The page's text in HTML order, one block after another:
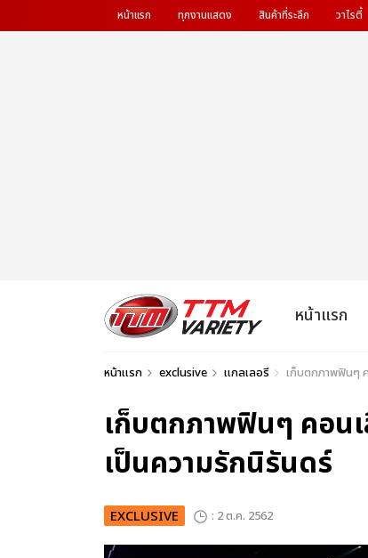
หน้าแรก ทุกงานแสดง สินค้าที่ระลึก วาไรตี้
หน้าแรก
หน้าแรก exclusive แกลเลอรี เก็บตกภาพฟินๆ
เก็บตกภาพฟินๆ คอน
เป็นความรักนิรันดร์
EXCLUSIVE : 2 ต.ค. 2562